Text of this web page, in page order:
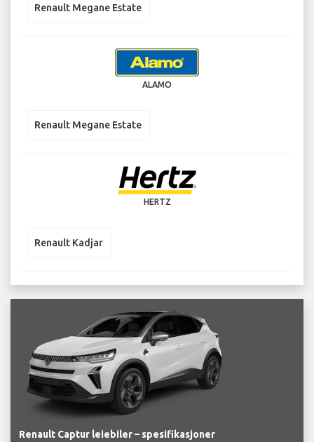
Renault Megane Estate
ALAMO
Renault Megane Estate
HERTZ
Renault Kadjar
Renault Captur leiebiler – spesifikasjoner